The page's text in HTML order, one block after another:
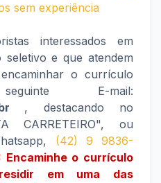
sem experiência
interessados em
e que atendem
o currículo
E-mail:
, destacando no
CARRETEIRO", ou
(42) 9 9836-
Encaminhe o currículo
em uma das